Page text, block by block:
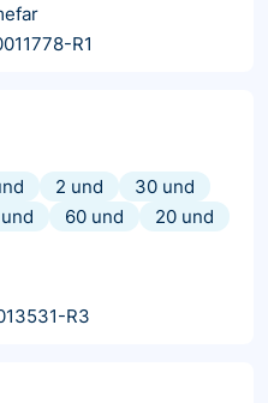
R1
2 und
30 und
60 und
20 und
R3